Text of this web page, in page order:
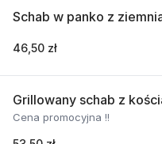
Schab w panko z
46,50 zł
Grillowany schab z
Cena promocyjna !!